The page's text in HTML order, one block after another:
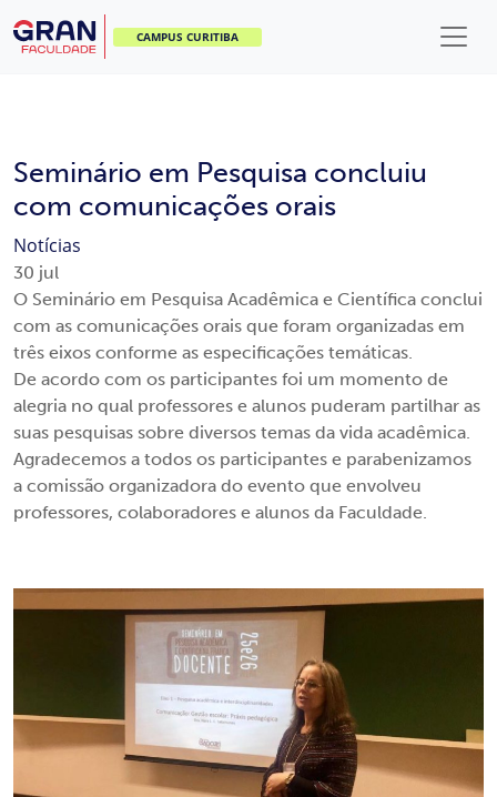
CAMPUS CURITIBA
Seminário em Pesquisa concluiu
com comunicações orais
Notícias
30 jul
O Seminário em Pesquisa Acadêmica e Científica conclui
com as comunicações orais que foram organizadas em
três eixos conforme as especificações temáticas.
De acordo com os participantes foi um momento de
alegria no qual professores e alunos puderam partilhar as
suas pesquisas sobre diversos temas da vida acadêmica.
Agradecemos a todos os participantes e parabenizamos
a comissão organizadora do evento que envolveu
professores, colaboradores e alunos da Faculdade.